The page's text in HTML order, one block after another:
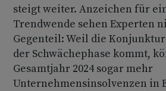
steigt weiter. Anzeichen für
Trendwende sehen Experten
Gegenteil: Weil die
der Schwächephase kommt,
Gesamtjahr 2024 sogar mehr
Unternehmensinsolvenzen in